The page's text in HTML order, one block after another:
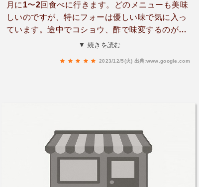
月に1〜2回食べに行きます。どのメニューも美味
しいのですが、特にフォーは優しい味で気に入っ
ています。途中でコショウ、酢で味変するのが私
の定番です(お店の方に教えていただきました)。
▼ 続きを読む
2023/12/5(火) 出典:www.google.com